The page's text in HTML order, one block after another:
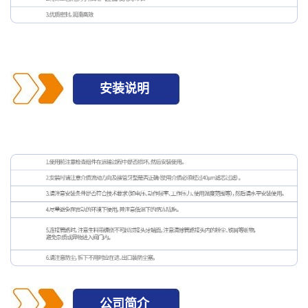
安装说明
公司简介